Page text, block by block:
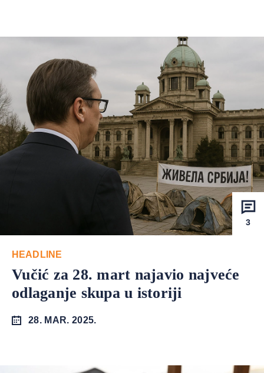
3
HEADLINE
Vučić za 28. mart najavio najveće
odlaganje skupa u istoriji
28. MAR. 2025.